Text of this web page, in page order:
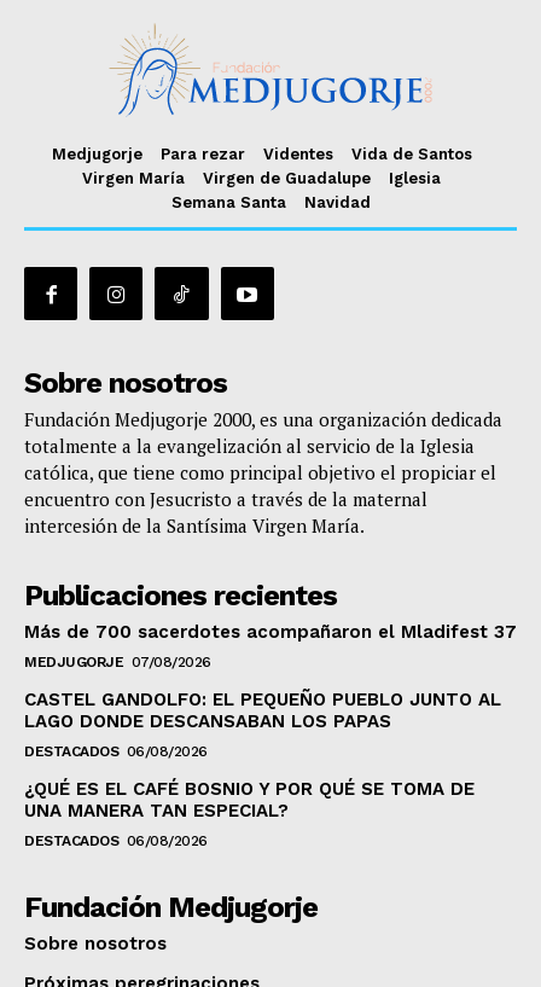
Medjugorje Para rezar Videntes
Vida de Santos
Virgen María
Virgen de Guadalupe
Iglesia
Semana Santa
Navidad
Sobre nosotros
Fundación Medjugorje 2000, es una organización dedicada
totalmente a la evangelización al servicio de la Iglesia
católica, que tiene como principal objetivo el propiciar el
encuentro con Jesucristo a través de la maternal
intercesión de la Santísima Virgen María.
Publicaciones recientes
Más de 700 sacerdotes acompañaron el Mladifest 37
MEDJUGORJE 07/08/2026
CASTEL GANDOLFO: EL PEQUEÑO PUEBLO JUNTO AL
LAGO DONDE DESCANSABAN LOS PAPAS
DESTACADOS 06/08/2026
¿QUÉ ES EL CAFÉ BOSNIO Y POR QUÉ SE TOMA DE
UNA MANERA TAN ESPECIAL?
DESTACADOS 06/08/2026
Fundación Medjugorje
Sobre nosotros